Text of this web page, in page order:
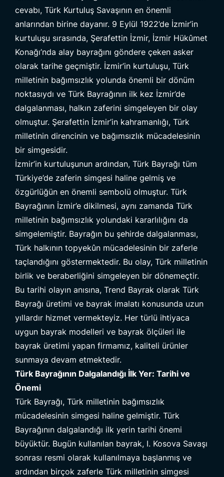
cevabı, Türk Kurtuluş Savaşının en önemli
anlarından birine dayanır. 9 Eylül 1922’de İzmir’in
kurtuluşu sırasında, Şerafettin İzmir, İzmir Hükûmet
Konağı’nda alay bayrağını göndere çeken asker
olarak tarihe geçmiştir. İzmir’in kurtuluşu, Türk
milletinin bağımsızlık yolunda önemli bir dönüm
noktasıydı ve Türk Bayrağının ilk kez İzmir’de
dalgalanması, halkın zaferini simgeleyen bir olay
olmuştur. Şerafettin İzmir’in kahramanlığı, Türk
milletinin direncinin ve bağımsızlık mücadelesinin
bir simgesidir.
İzmir’in kurtuluşunun ardından, Türk Bayrağı tüm
Türkiye’de zaferin simgesi haline gelmiş ve
özgürlüğün en önemli sembolü olmuştur. Türk
Bayrağının İzmir’e dikilmesi, aynı zamanda Türk
milletinin bağımsızlık yolundaki kararlılığını da
simgelemiştir. Bayrağın bu şehirde dalgalanması,
Türk halkının topyekûn mücadelesinin bir zaferle
taçlandığını göstermektedir. Bu olay, Türk milletinin
birlik ve beraberliğini simgeleyen bir dönemeçtir.
Bu tarihi olayın anısına, Trend Bayrak olarak Türk
Bayrağı üretimi ve bayrak imalatı konusunda uzun
yıllardır hizmet vermekteyiz. Her türlü ihtiyaca
uygun bayrak modelleri ve bayrak ölçüleri ile
bayrak üretimi yapan firmamız, kaliteli ürünler
sunmaya devam etmektedir.
Türk Bayrağının Dalgalandığı İlk Yer: Tarihi ve
Önemi
Türk Bayrağı, Türk milletinin bağımsızlık
mücadelesinin simgesi haline gelmiştir. Türk
Bayrağının dalgalandığı ilk yerin tarihi önemi
büyüktür. Bugün kullanılan bayrak, I. Kosova Savaşı
sonrası resmi olarak kullanılmaya başlanmış ve
ardından birçok zaferle Türk milletinin simgesi